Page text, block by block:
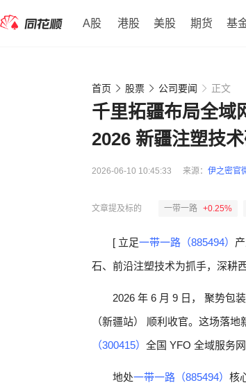
A股 港股 美股 期货 基
首页 股票 公司要闻 正文
千里拓疆布局全域
2026 新疆注塑技
2026-06-10 10:45:33 来源： 伊之密官
文章提及标的 一带一路 +0.25%
[ 立足一带一路（885494）
石、前沿注塑技术为抓手，深耕
2026 年 6 月 9 日， 聚势包
（新疆站） 顺利收官。这场落
（300415） 全国 YFO 全域服务
地处一带一路（885494） 核